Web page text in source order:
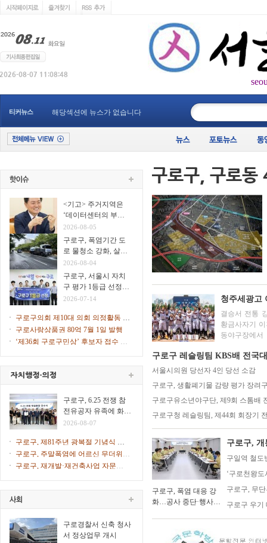
티커뉴스 해당섹션에 뉴스가 없습니다
<기고> 주거지역은
‘데이터센터의 부
지’가 아니다
2026-08-05
구로구, 폭염기간 도
로 물청소 강화, 살수
차7대 투입 무더위 식
힌다
2026-08-04
구로구, 서울시 자치
구 평가 1등급 선정…
2026년 지자체 합동평
2026-07-14
구로구의회 제10대 의회 의정활동 시
작
구로사랑상품권 80억 7월 1일 발행
‘제36회 구로구민상’ 후보자 접수 시
구로구, 6.25 전쟁 참
전유공자 유족에 화랑
무공훈장 전수
2026-08-07
구로구, 제81주년 광복절 기념식 개
최
구로구, 주말폭염에 어르신 무더위쉼
터 47개소 문 연다
구로구, 재개발·재건축사업 자문단 1
구로경찰서 신축 청사
서 정상업무 개시
청주세광고
결승서 전통
황금사자기 이후 44년만에 충
동야구장에
구로구 레슬링팀 KBS배 전국
서울시의원 당선자 4인 당선 소감
구로구, 생활폐기물 감량 평가 장려
구로구유소년야구단, 제9회 스톰배
구로구청 레슬링팀, 제44회 회장기
구로구, 폭염 대응 강
화…공사 중단·행사
구로구,
구일역 철도
‘구로천왕도
구로구, 무
구로구 우기